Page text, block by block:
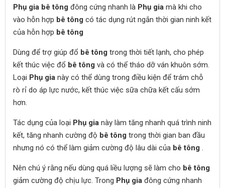
Phụ gia bê tông đông cứng nhanh là Phụ gia mà khi cho
vào hỗn hợp bê tông có tác dụng rút ngắn thời gian ninh kết
của hỗn hợp bê tông
Dùng để trợ giúp đổ bê tông trong thời tiết lạnh, cho phép
kết thúc việc đổ bê tông và có thể tháo dỡ ván khuôn sớm.
Loại Phụ gia này có thể dùng trong điều kiện để trám chỗ
rò rỉ do áp lực nước, kết thúc việc sữa chữa kết cấu sớm
hơn.
Tác dụng của loại Phụ gia này làm tăng nhanh quá trình ninh
kết, tăng nhanh cường độ bê tông trong thời gian ban đầu
nhưng nó có thể làm giảm cường độ lâu dài của bê tông .
Nên chú ý rằng nếu dùng quá liều lượng sẽ làm cho bê tông
giảm cường độ chịu lực. Trong Phụ gia đông cứng nhanh